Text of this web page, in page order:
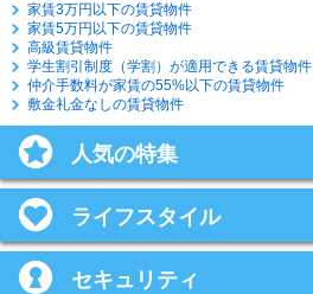
家賃3万円以下の賃貸物件
家賃5万円以下の賃貸物件
高級賃貸物件
学生割引制度（学割）が適用できる賃貸物件
仲介手数料が家賃の55%以下の賃貸物件
敷金礼金なしの賃貸物件
人気の特集
ライフスタイル
セキュリティ